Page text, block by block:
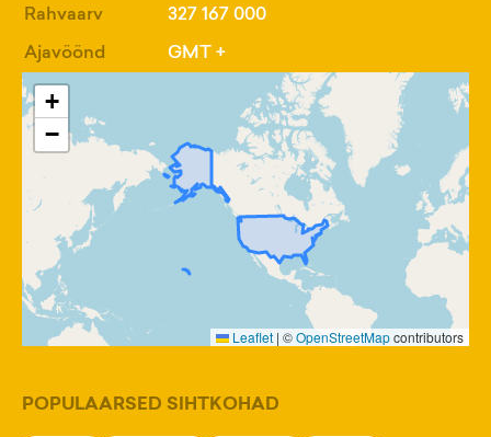
Rahvaarv
327 167 000
Ajavöönd
GMT +
+
−
Leaflet | ©OpenStreetMapcontributors
POPULAARSED SIHTKOHAD